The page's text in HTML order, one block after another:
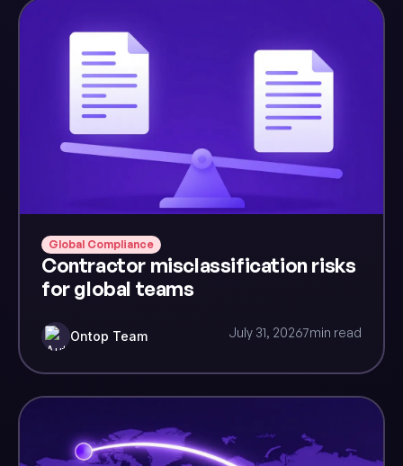
Global Compliance
Contractor misclassification risks
for global teams
Ontop Team July 31, 20267min read